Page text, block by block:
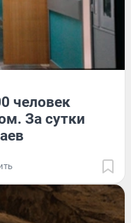
человек
За сутки